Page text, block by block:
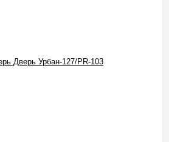
Дверь Урбан-127/PR-103